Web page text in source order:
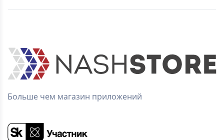
Больше чем магазин приложений